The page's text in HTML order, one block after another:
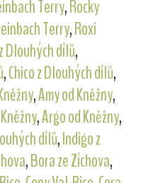
Terry,Rocky
Terry,Roxi
Dlouhých dílů,
,Chico z Dlouhých dílů,
,Amy od Kněžny,
,Argo od Kněžny,
dílů,Indigo z
,Bora ze Zíchova,